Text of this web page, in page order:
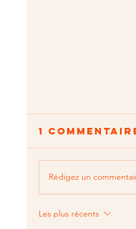
1
Rédigez un
Les plus récents